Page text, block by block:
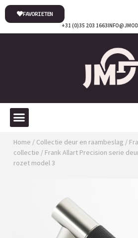
+31 (0)35 203 1663
FAVORIETEN
Home / Collectie deur en raambeslag /
collectie / Frank Allart Precision serie
rozet model 3